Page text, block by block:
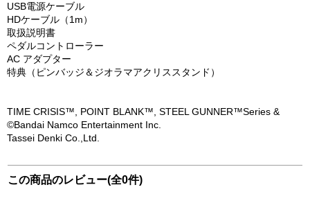
USB電源ケーブル
HDケーブル（1m）
取扱説明書
ペダルコントローラー
AC アダプター
特典（ピンバッジ＆ジオラマアクリススタンド）
TIME CRISIS™, POINT BLANK™, STEEL GUNNER™Series &
©Bandai Namco Entertainment Inc.
Tassei Denki Co.,Ltd.
この商品のレビュー(全0件)